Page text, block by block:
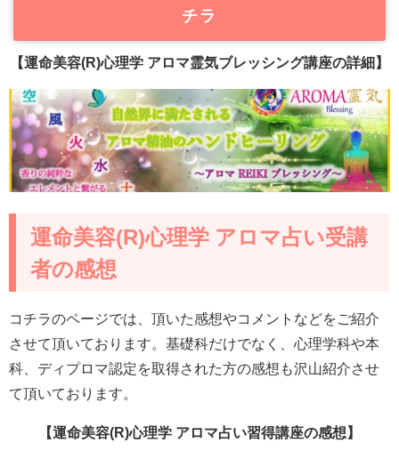
チラ
【運命美容(R)心理学 アロマ霊気ブレッシング講座の詳細】
運命美容(R)心理学 アロマ占い受講
者の感想
コチラのページでは、頂いた感想やコメントなどをご紹介
させて頂いております。基礎科だけでなく、心理学科や本
科、ディプロマ認定を取得された方の感想も沢山紹介させ
て頂いております。
【運命美容(R)心理学 アロマ占い習得講座の感想】